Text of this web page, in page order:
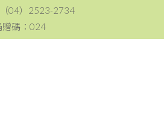
04）2523-2734
贈碼：024